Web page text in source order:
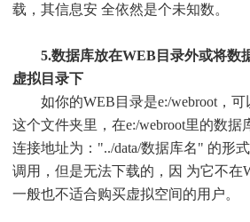
载，其信息安 全依然是个未知数。
5.数据库放在WEB目录外或将数
虚拟目录下
如你的WEB目录是e:/webroot，可
这个文件夹里，在e:/webroot里的数
连接地址为："../data/数据库名" 的形
调用，但是无法下载的，因 为它不在
一般也不适合购买虚拟空间的用户。